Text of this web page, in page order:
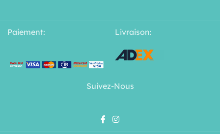
Paiement: Livraison:
Suivez-Nous